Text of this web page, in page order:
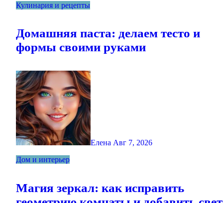
Кулинария и рецепты
Домашняя паста: делаем тесто и
формы своими руками
Елена Авг 7, 2026
Дом и интерьер
Магия зеркал: как исправить